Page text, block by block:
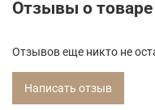
Отзывы о товаре
Отзывов еще никто не
Написать отзыв